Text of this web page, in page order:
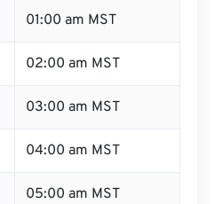
01:00 am MST
02:00 am MST
03:00 am MST
04:00 am MST
05:00 am MST